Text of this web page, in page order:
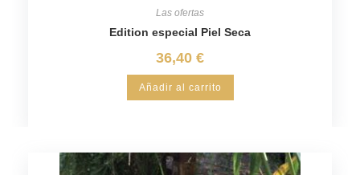
Las ofertas
Edition especial Piel Seca
36,40 €
Añadir al carrito